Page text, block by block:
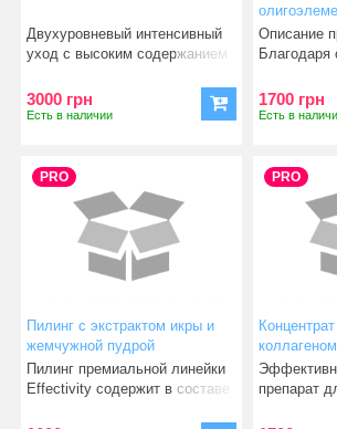
Двухуровневый интенсивный
уход с высоким содержанием
3000 грн
Есть в наличии
Описание
1700 грн
Есть в
PRO
Пилинг с экстрактом икры и
жемчужной пудрой
Пилинг премиальной линейки
Effectivity содержит в составе
PRO
коллагеном
препарат